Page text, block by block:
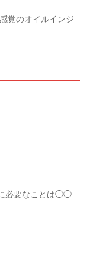
覚のオイルインジ
に必要なことは◯◯